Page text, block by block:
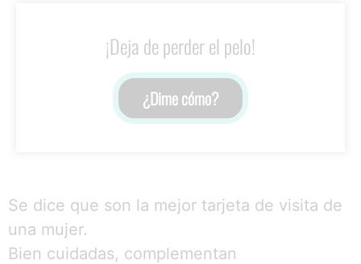
¡Deja de perder el pelo!
¿Dime cómo?
Se dice que son la mejor tarjeta de visita de
una mujer.
Bien cuidadas, complementan